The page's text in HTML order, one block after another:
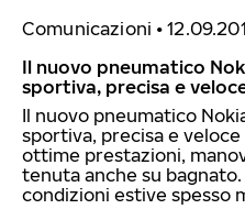
Comunicazioni •
Il nuovo pneumatico
sportiva, precisa e
Il nuovo pneumatico
sportiva, precisa e
ottime prestazioni,
tenuta anche su
condizioni estive spesso